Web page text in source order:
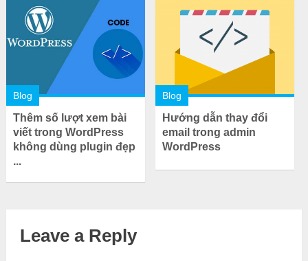
Blog
Thêm số lượt xem bài
viết trong WordPress
không dùng plugin đẹp
...
Blog
Hướng dẫn thay đổi
email trong admin
WordPress
Leave a Reply